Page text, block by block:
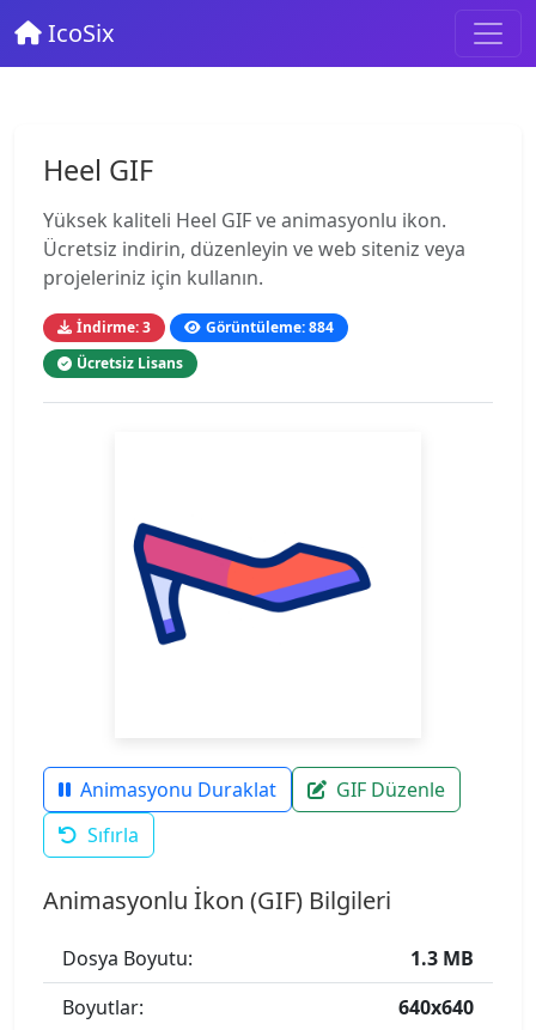
IcoSix
Heel GIF
Yüksek kaliteli Heel GIF ve animasyonlu ikon.
Ücretsiz indirin, düzenleyin ve web siteniz veya
projeleriniz için kullanın.
İndirme: 3
Görüntüleme: 884
Ücretsiz Lisans
Animasyonu Duraklat
GIF Düzenle
Sıfırla
Animasyonlu İkon (GIF) Bilgileri
Dosya Boyutu:
1.3 MB
Boyutlar:
640x640